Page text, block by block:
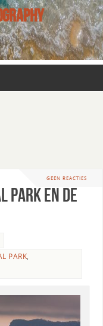
GEEN REACTIES
park en de
PARK,